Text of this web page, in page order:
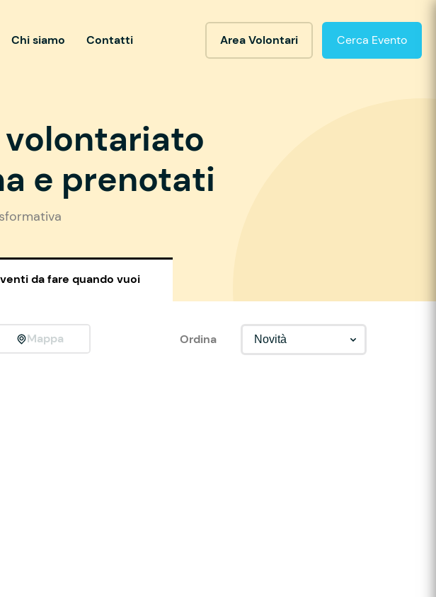
Chi siamo Contatti Area Volontari Cerca Evento
volontariato
e prenotati
da fare quando vuoi
Mappa Ordina